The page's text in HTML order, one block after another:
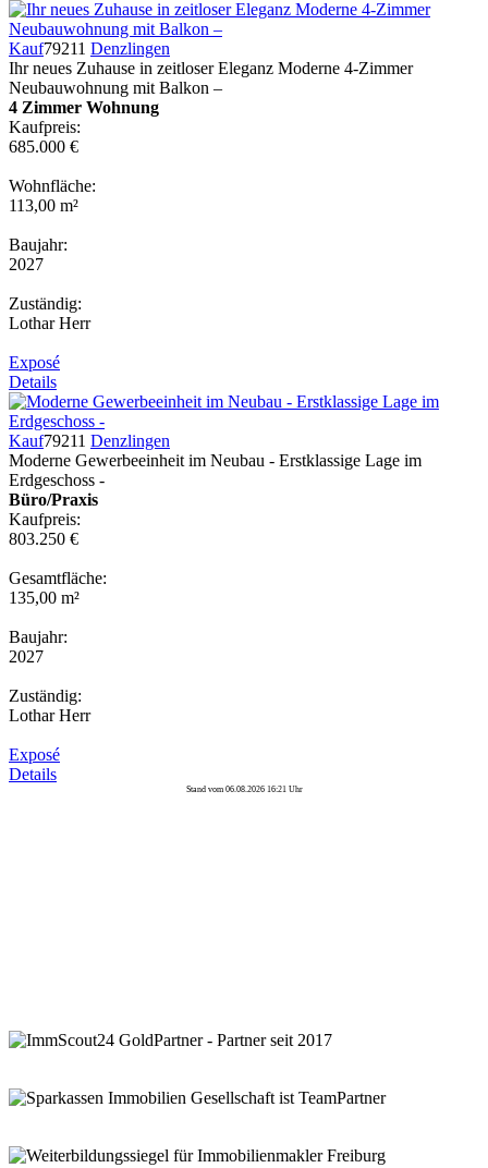
Kauf79211 Denzlingen
Ihr neues Zuhause in zeitloser Eleganz Moderne 4-Zimmer
Neubauwohnung mit Balkon –
4 Zimmer Wohnung
Kaufpreis:
685.000 €
Wohnfläche:
113,00 m²
Baujahr:
2027
Zuständig:
Lothar Herr
Exposé
Details
Kauf79211 Denzlingen
Moderne Gewerbeeinheit im Neubau - Erstklassige Lage im
Erdgeschoss -
Büro/Praxis
Kaufpreis:
803.250 €
Gesamtfläche:
135,00 m²
Baujahr:
2027
Zuständig:
Lothar Herr
Exposé
Details
Stand vom 06.08.2026 16:21 Uhr